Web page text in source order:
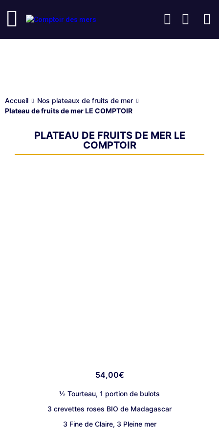
Accueil
Nos plateaux de fruits de mer
Plateau de fruits de mer LE COMPTOIR
PLATEAU DE FRUITS DE MER LE
COMPTOIR
54,00€
½ Tourteau, 1 portion de bulots
3 crevettes roses BIO de Madagascar
3 Fine de Claire, 3 Pleine mer